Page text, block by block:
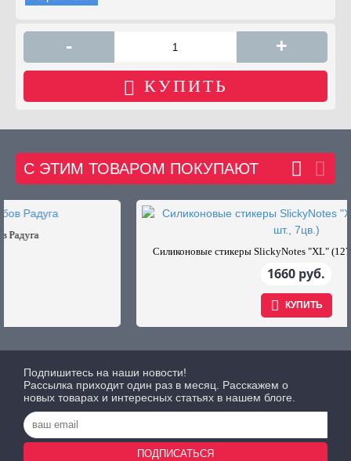
- +
КУПИТЬ
С ЭТИМ ТОВАРОМ ПОКУПАЮТ
Силиконовые стикеры SlickyNotes "XL" (127х76мм., 10 шт., 7цв.)
Подпишитесь на наши новости!
Рассылка приходит один раз в месяц. Расскажем о
новых товарах и интересных статьях в нашем блоге.
ПОДПИСАТЬСЯ